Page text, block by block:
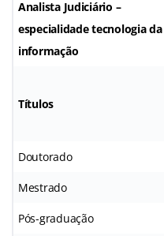
Analista Judiciário –
especialidade tecnologia da
informação
Títulos
Doutorado
Mestrado
Pós-graduação